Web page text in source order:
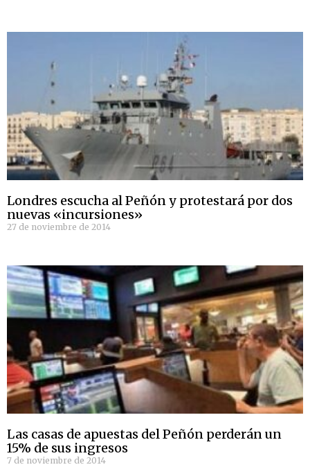
Londres escucha al Peñón y protestará por dos
nuevas «incursiones»
27 de noviembre de 2014
Las casas de apuestas del Peñón perderán un
15% de sus ingresos
7 de noviembre de 2014